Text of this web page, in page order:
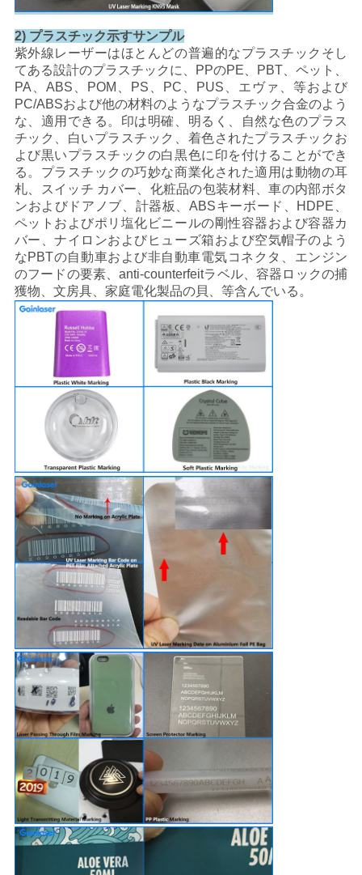
2) プラスチック示すサンプル
紫外線レーザーはほとんどの普遍的なプラスチックそし
てある設計のプラスチックに、PPのPE、PBT、ペット、
PA、ABS、POM、PS、PC、PUS、エヴァ、等および
PC/ABSおよび他の材料のようなプラスチック合金のよう
な、適用できる。印は明確、明るく、自然な色のプラス
チック、白いプラスチック、着色されたプラスチックお
よび黒いプラスチックの白黒色に印を付けることができ
る。プラスチックの巧妙な商業化された適用は動物の耳
札、スイッチ カバー、化粧品の包装材料、車の内部ボタ
ンおよびドアノブ、計器板、ABSキーボード、HDPE、
ペットおよびポリ塩化ビニールの剛性容器および容器カ
バー、ナイロンおよびヒューズ箱および空気帽子のよう
なPBTの自動車および非自動車電気コネクタ、エンジン
のフードの要素、anti-counterfeitラベル、容器ロックの捕
獲物、文房具、家庭電化製品の貝、等含んでいる。